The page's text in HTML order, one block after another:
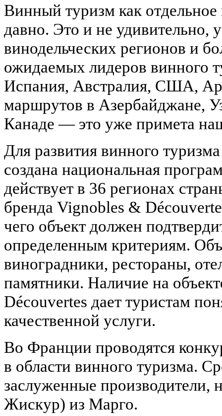
Винный туризм как
давно. Это и не удивительно,
винодельческих регионов и
ожидаемых лидеров винного
Испания, Австралия, США,
маршрутов в Азербайджане,
Канаде — это уже примета
Для развития винного
создана национальная
действует в 36 регионах
бренда Vignobles &
чего объект должен
определенным критериям.
виноградники, рестораны,
памятники. Наличие на
Découvertes дает туристам
качественной услуги.
Во Франции проводятся
в области винного туризма.
заслуженные
Жискур) из Марго.